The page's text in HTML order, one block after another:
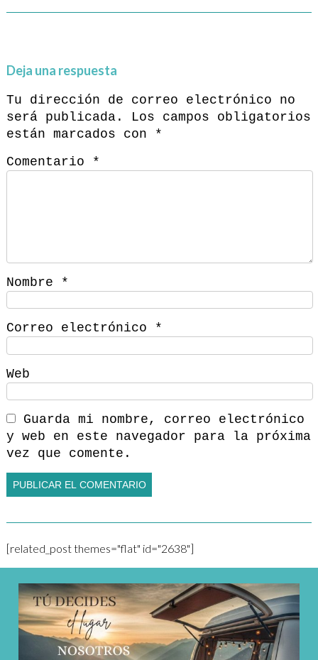
Deja una respuesta
Tu dirección de correo electrónico no
será publicada.
Los campos obligatorios
están marcados con
*
Comentario
*
Nombre *
Correo electrónico *
Web
Guarda mi nombre, correo electrónico
y web en este navegador para la próxima
vez que comente.
[related_post themes="flat" id="2638"]